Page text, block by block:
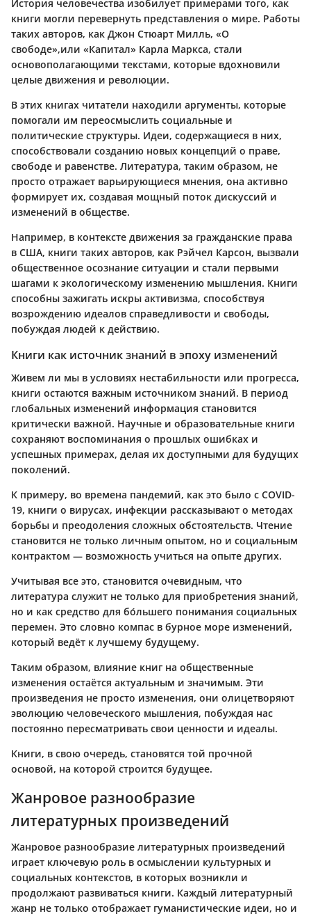
История человечества изобилует примерами того, как
книги могли перевернуть представления о мире. Работы
таких авторов, как Джон Стюарт Милль, «О
свободе»,или «Капитал» Карла Маркса, стали
основополагающими текстами, которые вдохновили
целые движения и революции.
В этих книгах читатели находили аргументы, которые
помогали им переосмыслить социальные и
политические структуры. Идеи, содержащиеся в них,
способствовали созданию новых концепций о праве,
свободе и равенстве. Литература, таким образом, не
просто отражает варьирующиеся мнения, она активно
формирует их, создавая мощный поток дискуссий и
изменений в обществе.
Например, в контексте движения за гражданские права
в США, книги таких авторов, как Рэйчел Карсон, вызвали
общественное осознание ситуации и стали первыми
шагами к экологическому изменению мышления. Книги
способны зажигать искры активизма, способствуя
возрождению идеалов справедливости и свободы,
побуждая людей к действию.
Книги как источник знаний в эпоху изменений
Живем ли мы в условиях нестабильности или прогресса,
книги остаются важным источником знаний. В период
глобальных изменений информация становится
критически важной. Научные и образовательные книги
сохраняют воспоминания о прошлых ошибках и
успешных примерах, делая их доступными для будущих
поколений.
К примеру, во времена пандемий, как это было с COVID-
19, книги о вирусах, инфекции рассказывают о методах
борьбы и преодоления сложных обстоятельств. Чтение
становится не только личным опытом, но и социальным
контрактом — возможность учиться на опыте других.
Учитывая все это, становится очевидным, что
литература служит не только для приобретения знаний,
но и как средство для бо́льшего понимания социальных
перемен. Это словно компас в бурное море изменений,
который ведёт к лучшему будущему.
Таким образом, влияние книг на общественные
изменения остаётся актуальным и значимым. Эти
произведения не просто изменения, они олицетворяют
эволюцию человеческого мышления, побуждая нас
постоянно пересматривать свои ценности и идеалы.
Книги, в свою очередь, становятся той прочной
основой, на которой строится будущее.
Жанровое разнообразие
литературных произведений
Жанровое разнообразие литературных произведений
играет ключевую роль в осмыслении культурных и
социальных контекстов, в которых возникли и
продолжают развиваться книги. Каждый литературный
жанр не только отображает гуманистические идеи, но и